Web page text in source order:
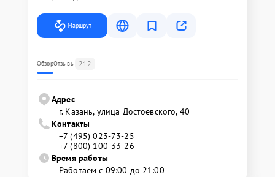
Маршрут
ОбзорОтзывы 212
Адрес
г. Казань, улица Достоевского, 40
Контакты
+7 (495) 023-73-25
+7 (800) 100-33-26
Время работы
Работаем с 09:00 до 21:00